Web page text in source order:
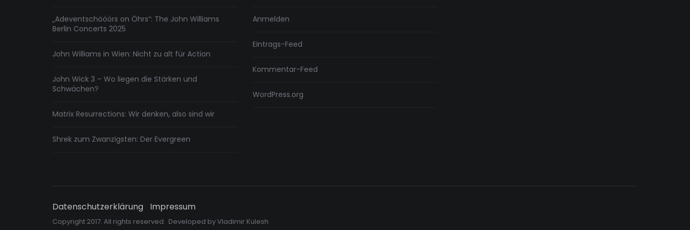
„Adeventschööörs on Öhrs“: The John Williams
Berlin Concerts 2025
John Williams in Wien: Nicht zu alt für Action
John Wick 3 – Wo liegen die Stärken und
Schwächen?
Matrix Resurrections: Wir denken, also sind wir
Shrek zum Zwanzigsten: Der Evergreen
Anmelden
Eintrags-Feed
Kommentar-Feed
WordPress.org
Datenschutzerklärung Impressum
Copyright 2017. All rights reserved. Developed byVladimir Kulesh